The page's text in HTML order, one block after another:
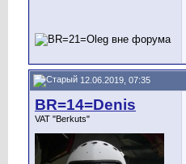
12.06.2019, 07:35
BR=14=Denis
VAT "Berkuts"